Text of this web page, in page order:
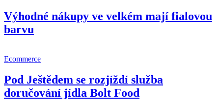
Výhodné nákupy ve velkém mají fialovou
barvu
Ecommerce
Pod Ještědem se rozjíždí služba
doručování jídla Bolt Food